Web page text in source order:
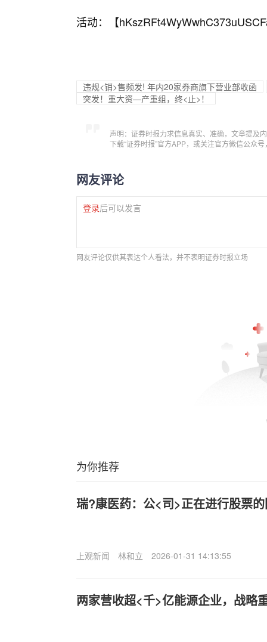
活动：【
违规<销>售频发! 年内20家券商旗下营业部收函
突发！重大资—产重组，终<止>！
声明：证券时报力求信息真实、准确，文章提及
下载“证券时报”官方APP，或关注官方微信公众
网友评论
登录后可以发言
网友评论仅供其表达个人看法，并不表明证券时报立场
为你推荐
瑞?康医药：公<司>正在进行股票
上观新闻 林和立 2026-01-31 14:13:55
两家营收超<千>亿能源企业，战略